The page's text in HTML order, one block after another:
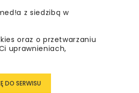
NBI WYDARZENIA
z siedzibą w
oraz o przetwarzaniu
uprawnieniach,
DO SERWISU